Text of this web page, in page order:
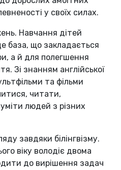
у своїх силах.
Навчання дітей
база, що закладається
а й для полегшення
Зі знанням англійської
та фільми
читати,
людей з різних
завдяки білінгвізму.
віку володіє двома
до вирішення задач